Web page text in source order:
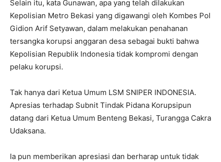
Selain itu, kata Gunawan, apa yang telah dilakukan
Kepolisian Metro Bekasi yang digawangi oleh Kombes Pol
Gidion Arif Setyawan, dalam melakukan penahanan
tersangka korupsi anggaran desa sebagai bukti bahwa
Kepolisian Republik Indonesia tidak kompromi dengan
pelaku korupsi.
Tak hanya dari Ketua Umum LSM SNIPER INDONESIA.
Apresias terhadap Subnit Tindak Pidana Korupsipun
datang dari Ketua Umum Benteng Bekasi, Turangga Cakra
Udaksana.
Ia pun memberikan apresiasi dan berharap untuk tidak